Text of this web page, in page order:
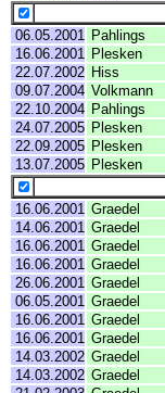
06.05.2001
Pahlings
16.06.2001
Plesken
22.07.2002 Hiss
09.07.2004 Volkmann
22.10.2004 Pahlings
24.07.2005 Plesken
22.09.2005 Plesken
13.07.2005 Plesken
16.06.2001 Graedel
14.06.2001 Graedel
16.06.2001 Graedel
16.06.2001 Graedel
26.06.2001 Graedel
06.05.2001 Graedel
16.06.2001 Graedel
16.06.2001 Graedel
14.03.2002 Graedel
14.03.2002 Graedel